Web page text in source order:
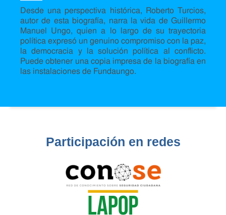
Desde una perspectiva histórica, Roberto Turcios,
autor de esta biografía, narra la vida de Guillermo
Manuel Ungo, quien a lo largo de su trayectoria
política expresó un genuino compromiso con la paz,
la democracia y la solución política al conflicto.
Puede obtener una copia impresa de la biografía en
las instalaciones de Fundaungo.
Participación en redes